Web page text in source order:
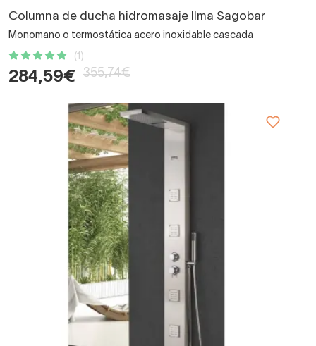
Columna de ducha hidromasaje Ilma Sagobar
Monomano o termostática acero inoxidable cascada
(1)
284,59€ 355,74€